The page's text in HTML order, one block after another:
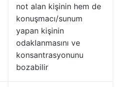
not alan kişinin hem de
konuşmacı/sunum
yapan kişinin
odaklanmasını ve
konsantrasyonunu
bozabilir